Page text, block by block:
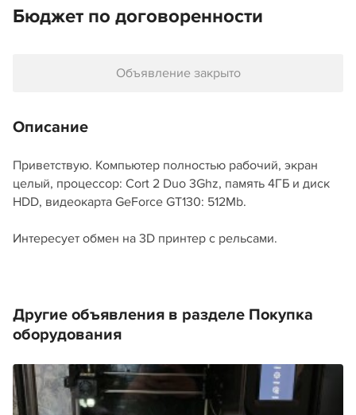
Бюджет по договоренности
Объявление закрыто
Описание
Приветствую. Компьютер полностью рабочий, экран
целый, процессор: Cort 2 Duo 3Ghz, память 4ГБ и диск
HDD, видеокарта GeForce GT130: 512Mb.
Интересует обмен на 3D принтер с рельсами.
Другие объявления в разделе Покупка
оборудования